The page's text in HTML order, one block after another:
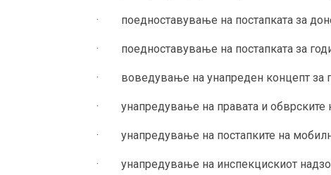
· поедноставување на постапката за
· поедноставување на постапката за
· воведување на унапреден концепт за
· унапредување на правата и обврските
· унапредување на постапките на
· унапредување на инспекцискиот